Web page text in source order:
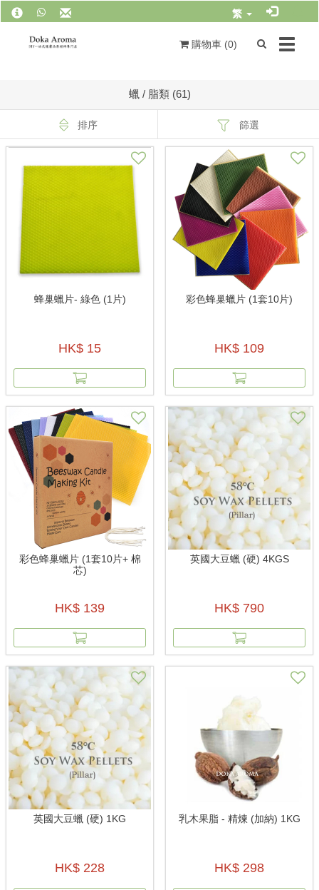
繁
Toggle
購物車 (0)
蠟 / 脂類 (61)
排序 篩選
蜂巢蠟片- 綠色 (1片)
HK$ 15
彩色蜂巢蠟片 (1套10片)
HK$ 109
彩色蜂巢蠟片 (1套10片+ 棉
芯)
HK$ 139
英國大豆蠟 (硬) 4KGS
HK$ 790
英國大豆蠟 (硬) 1KG
HK$ 228
乳木果脂 - 精煉 (加納) 1KG
HK$ 298